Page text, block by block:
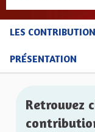
LES
PRÉSENTATION
Retrouvez